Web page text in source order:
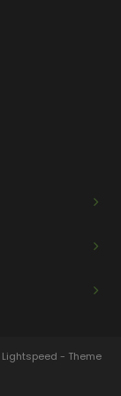
Lightspeed - Theme